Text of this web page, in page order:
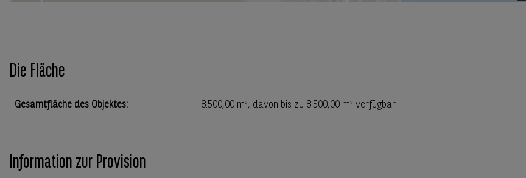
Die Fläche
Gesamtfläche des Objektes: 8.500,00 m², davon bis zu 8.500,00 m² verfügbar
Information zur Provision